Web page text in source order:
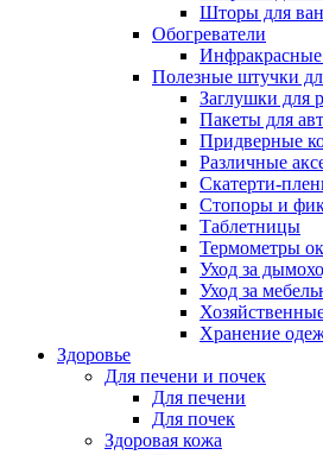
Шторы для
Обогреватели
Инфракрасные
Полезные штучки
Заглушки для
Пакеты для
Придверные
Различные
Скатерти-
Стопоры и
Таблетницы
Термометры
Уход за
Уход за
Хранение
Здоровье
Для печени и почек
Для печени
Для почек
Здоровая кожа